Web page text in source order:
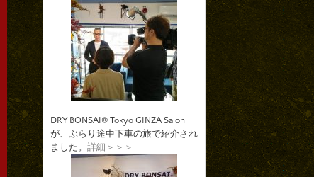
DRY BONSAI® Tokyo GINZA Salon
が、ぶらり途中下車の旅で紹介され
ました。 詳細＞＞＞